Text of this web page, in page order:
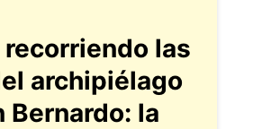
recorriendo las
archipiélago
Bernardo: la